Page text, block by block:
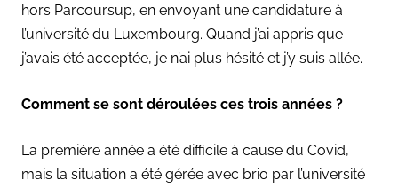
hors Parcoursup, en envoyant une candidature à
l’université du Luxembourg. Quand j’ai appris que
j’avais été acceptée, je n’ai plus hésité et j’y suis allée.
Comment se sont déroulées ces trois années ?
La première année a été difficile à cause du Covid,
mais la situation a été gérée avec brio par l’université :